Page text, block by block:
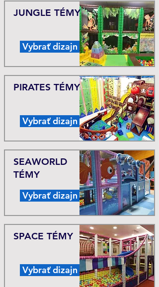
Vybrať dizajn
JUNGLE TÉMY
Vybrať dizajn
PIRATES TÉMY
Vybrať dizajn
SEAWORLD
TÉMY
Vybrať dizajn
SPACE TÉMY